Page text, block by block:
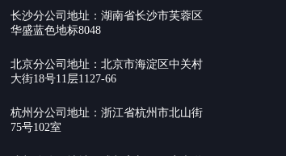
长沙分公司地址：湖南省长沙市芙蓉区
华盛蓝色地标8048
北京分公司地址：北京市海淀区中关村
大街18号11层1127-66
杭州分公司地址：浙江省杭州市北山街
75号102室